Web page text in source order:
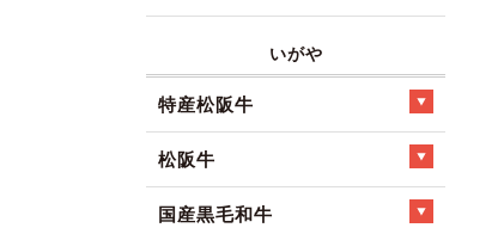
いがや
特産松阪牛
松阪牛
国産黒毛和牛